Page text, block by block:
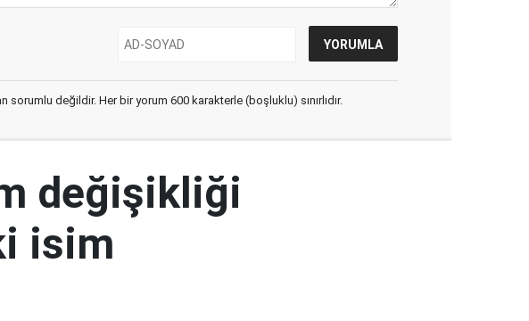
değildir. Her bir yorum 600 karakterle (boşluklu) sınırlıdır.
değişikliği
isim